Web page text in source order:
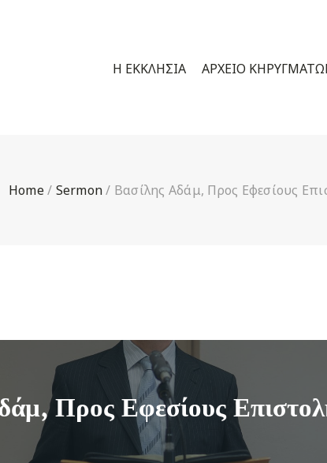
Η ΕΚΚΛΗΣΊΑ ΑΡΧΕΊΟ
Home/ Sermon/ Βασίλης Αδάμ, Προς Εφεσίους